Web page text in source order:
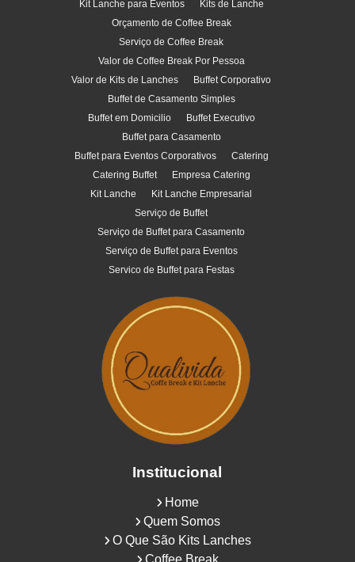
Kit Lanche para Eventos
Kits de Lanche
Orçamento de Coffee Break
Serviço de Coffee Break
Valor de Coffee Break Por Pessoa
Valor de Kits de Lanches
Buffet Corporativo
Buffet de Casamento Simples
Buffet em Domicilio
Buffet Executivo
Buffet para Casamento
Buffet para Eventos Corporativos
Catering
Catering Buffet
Empresa Catering
Kit Lanche
Kit Lanche Empresarial
Serviço de Buffet
Serviço de Buffet para Casamento
Serviço de Buffet para Eventos
Servico de Buffet para Festas
Institucional
Home
Quem Somos
O Que São Kits Lanches
Coffee Break